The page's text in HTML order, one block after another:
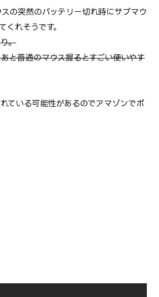
の突然のバッテリー切れ時にサブマウ
くれそうです。
。
と普通のマウス握るとすごい使いやす
ている可能性があるのでアマゾンでポ